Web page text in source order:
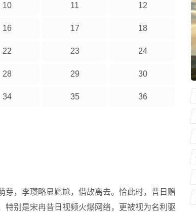
10 11 12
16 17 18
22 23 24
28 29 30
34 35 36
，李瓒略显尴尬，借故离去。恰此时，昔日赠
特别是宋冉昔日视频火爆网络，更被视为名利驱